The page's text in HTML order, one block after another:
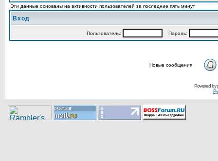
Эти данные основаны на активности пользователей за последние пять минут
Вход
Пользoватeль: Пaрoль:
Новые сообщения
Pоwerеd by